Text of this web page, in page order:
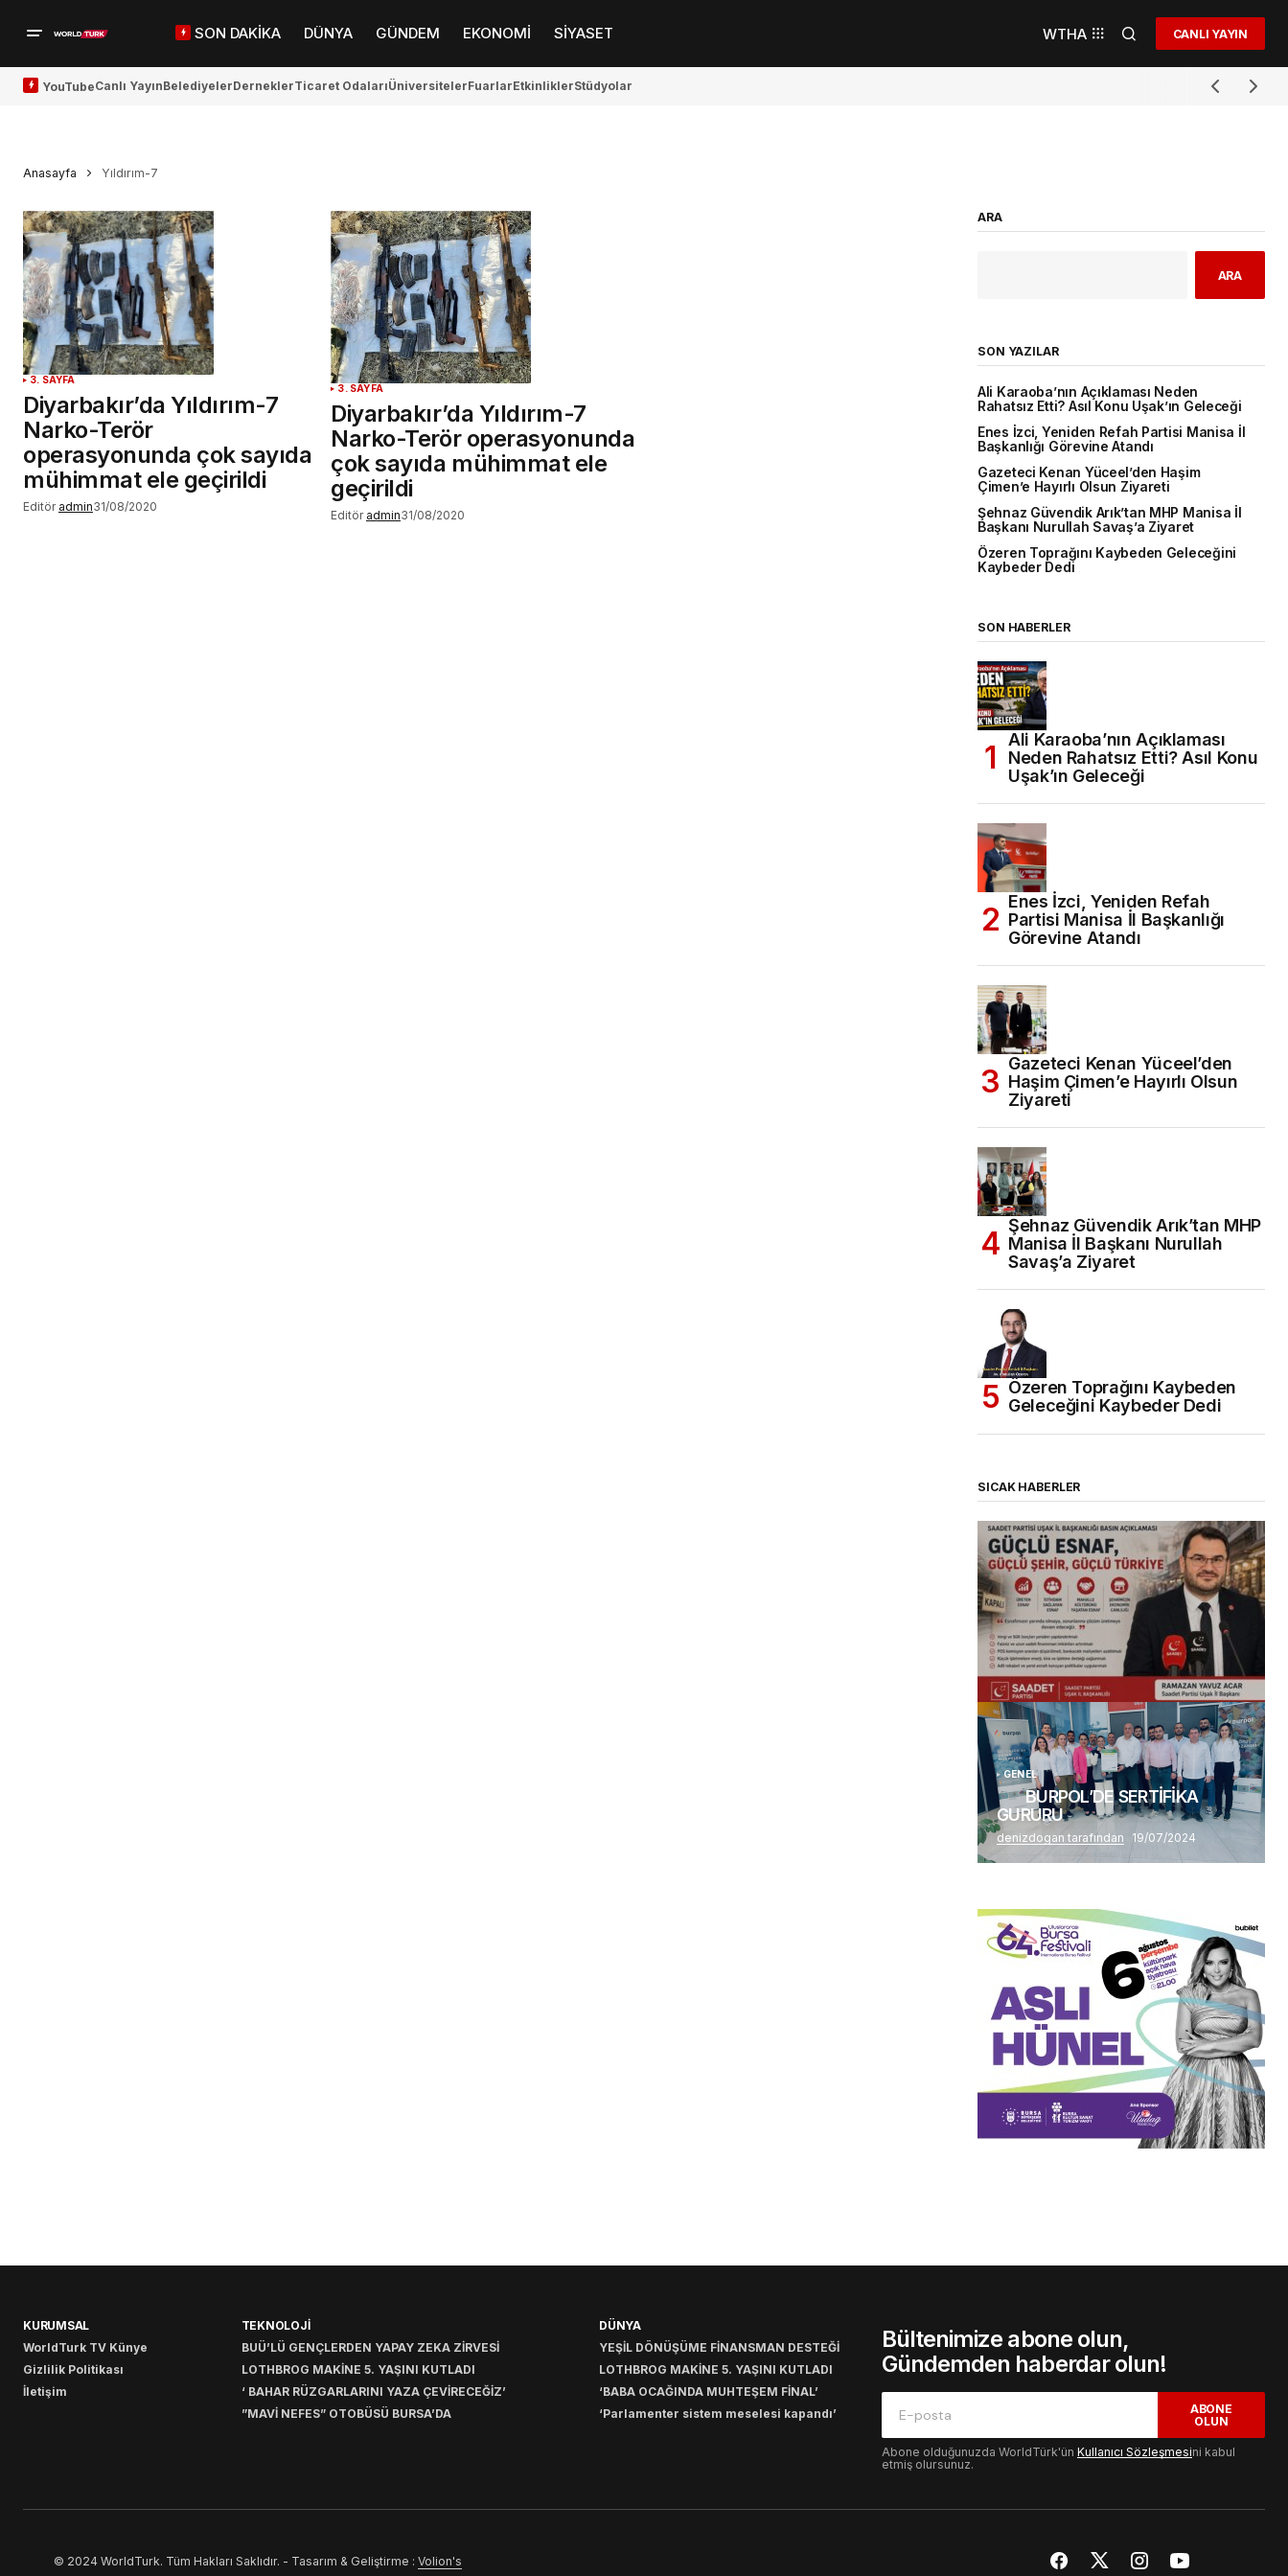
SON DAKİKA DÜNYA GÜNDEM EKONOMİ SİYASET WTHA CANLI YAYIN
YouTubeCanlı YayınBelediyelerDerneklerTicaret OdalarıÜniversitelerFuarlarEtkinliklerStüdyolar
Anasayfa Yıldırım-7
3. SAYFA
Diyarbakır’da Yıldırım-7
Narko-Terör
operasyonunda çok sayıda
mühimmat ele geçirildi
Editör admin31/08/2020
3. SAYFA
Diyarbakır’da Yıldırım-7
Narko-Terör operasyonunda
çok sayıda mühimmat ele
geçirildi
Editör admin31/08/2020
ARA
ARA
SON YAZILAR
Ali Karaoba’nın Açıklaması Neden
Rahatsız Etti? Asıl Konu Uşak’ın Geleceği
Enes İzci, Yeniden Refah Partisi Manisa İl
Başkanlığı Görevine Atandı
Gazeteci Kenan Yüceel’den Haşim
Çimen’e Hayırlı Olsun Ziyareti
Şehnaz Güvendik Arık’tan MHP Manisa İl
Başkanı Nurullah Savaş’a Ziyaret
Özeren Toprağını Kaybeden Geleceğini
Kaybeder Dedi
SON HABERLER
Ali Karaoba’nın Açıklaması
Neden Rahatsız Etti? Asıl Konu
Uşak’ın Geleceği
Enes İzci, Yeniden Refah
Partisi Manisa İl Başkanlığı
Görevine Atandı
Gazeteci Kenan Yüceel’den
Haşim Çimen’e Hayırlı Olsun
Ziyareti
Şehnaz Güvendik Arık’tan MHP
Manisa İl Başkanı Nurullah
Savaş’a Ziyaret
Özeren Toprağını Kaybeden
Geleceğini Kaybeder Dedi
SICAK HABERLER
(başlıksız)
Alaattin Karahan tarafından 14/07/2026
GENEL
BURPOL’DE SERTİFİKA
GURURU
denizdogan tarafından 19/07/2024
KURUMSAL
WorldTurk TV Künye
Gizlilik Politikası
İletişim
TEKNOLOJİ
BUÜ’LÜ GENÇLERDEN YAPAY ZEKA ZİRVESİ
LOTHBROG MAKİNE 5. YAŞINI KUTLADI
‘ BAHAR RÜZGARLARINI YAZA ÇEVİRECEĞİZ’
”MAVİ NEFES” OTOBÜSÜ BURSA’DA
DÜNYA
YEŞİL DÖNÜŞÜME FİNANSMAN DESTEĞİ
LOTHBROG MAKİNE 5. YAŞINI KUTLADI
‘BABA OCAĞINDA MUHTEŞEM FİNAL’
‘Parlamenter sistem meselesi kapandı’
Bültenimize abone olun,
Gündemden haberdar olun!
ABONE
OLUN
Abone olduğunuzda WorldTürk'ün Kullanıcı Sözleşmesini kabul
etmiş olursunuz.
© 2024 WorldTurk. Tüm Hakları Saklıdır. - Tasarım & Geliştirme : Volion's